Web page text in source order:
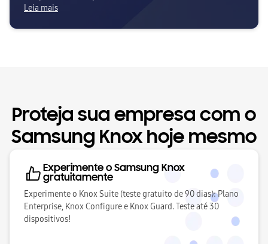
Leia mais
Proteja sua empresa com o
Samsung Knox hoje mesmo
Experimente o Samsung Knox
gratuitamente
Experimente o Knox Suite (teste gratuito de 90 dias): Plano
Enterprise, Knox Configure e Knox Guard. Teste até 30
dispositivos!